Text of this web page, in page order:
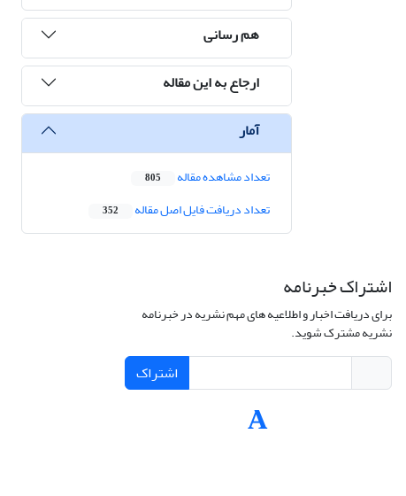
هم رسانی
ارجاع به این مقاله
آمار
تعداد مشاهده مقاله 805
تعداد دریافت فایل اصل مقاله 352
اشتراک خبرنامه
برای دریافت اخبار و اطلاعیه های مهم نشریه در خبرنامه
نشریه مشترک شوید.
اشتراک